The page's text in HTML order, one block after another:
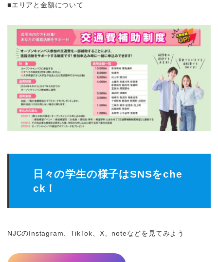
■エリアと金額について
日々の学生の様子はSNSをche
ck！
NJCのInstagram、TikTok、X、noteなどを見てみよう